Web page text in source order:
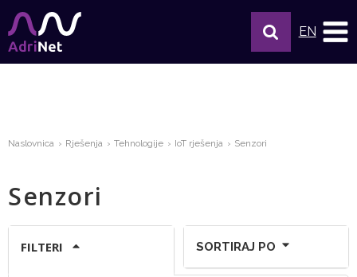
EN
Naslovnica Rješenja Tehnologije IoT rješenja Senzori
Senzori
FILTERI SORTIRAJ PO